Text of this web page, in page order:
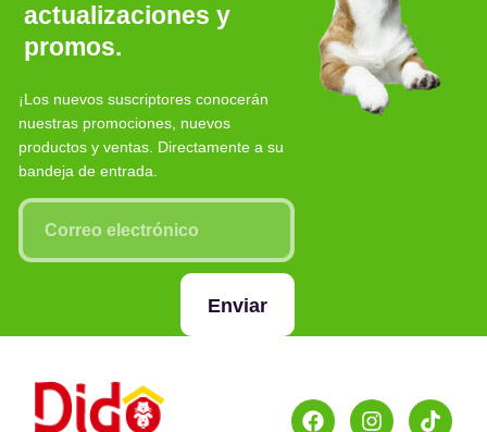
actualizaciones y
promos.
¡Los nuevos suscriptores conocerán
nuestras promociones, nuevos
productos y ventas. Directamente a su
bandeja de entrada.
Enviar